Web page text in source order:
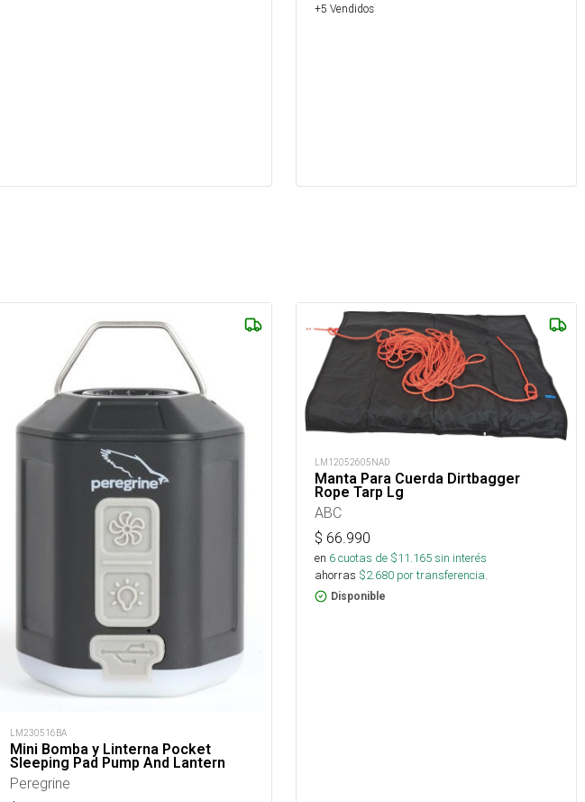
+5 Vendidos
LM230516BA
Mini Bomba y Linterna Pocket
Sleeping Pad Pump And Lantern
Peregrine
LM12052605NAD
Manta Para Cuerda Dirtbagger
Rope Tarp Lg
ABC
$ 66.990
en 6cuotas de $11.165sin interés
ahorras $2.680 por transferencia.
Disponible